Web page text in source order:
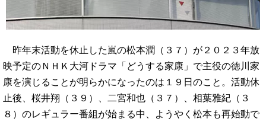
昨年末活動を休止した嵐の松本潤（３７）が２０２３年放
映予定のＮＨＫ大河ドラマ「どうする家康」で主役の徳川家
康を演じることが明らかになったのは１９日のこと。活動休
止後、桜井翔（３９）、二宮和也（３７）、相葉雅紀（３
８）のレギュラー番組が始まる中、ようやく松本も再始動で